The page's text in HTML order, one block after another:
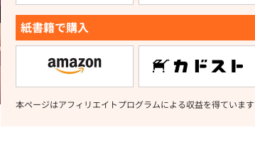
紙書籍で購入
本ページはアフィリエイトプログラムによる収益を得ています